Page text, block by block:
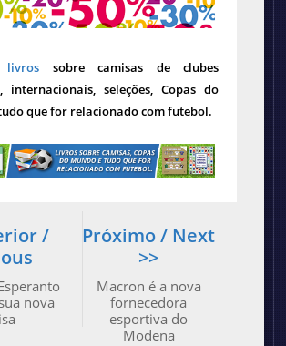
livros sobre camisas de clubes
internacionais, seleções, Copas do
que for relacionado com futebol.
Próximo / Next
>>
Macron é a nova
fornecedora
esportiva do
Modena
/
nova